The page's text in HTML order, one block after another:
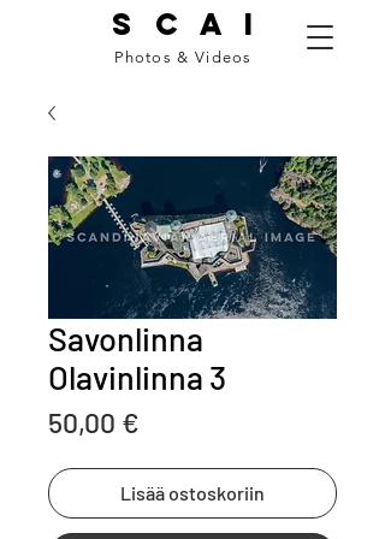
S C A I
Photos & Videos
Savonlinna
Olavinlinna 3
50,00 €
Lisää ostoskoriin